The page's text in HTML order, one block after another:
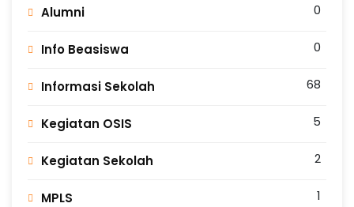
Alumni 0
Info Beasiswa 0
Informasi Sekolah 68
Kegiatan OSIS 5
Kegiatan Sekolah 2
MPLS 1